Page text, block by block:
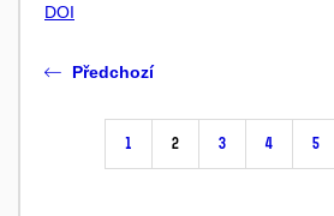
DOI
Předchozí
1 2 3 4 5